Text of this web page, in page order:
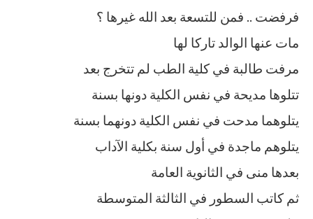
فرفضت .. فمن للتسعة بعد الله غيرها ؟
مات عنها الوالد تاركا لها
مرفت طالبة في كلية الطب لم تتخرج بعد
تتلوها مديحة في نفس الكلية دونها بسنة
يتلوهما مدحت في نفس الكلية دونهما بسنة
يتلوهم ماجدة في أول سنة بكلية الآداب
بعدها منى في الثانوية العامة
ثم كاتب السطور في الثالثة المتوسطة